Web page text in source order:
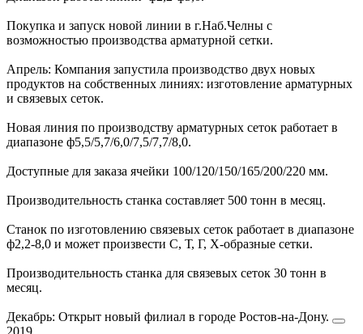
Покупка и запуск новой линии в г.Наб.Челны с
возможностью производства арматурной сетки.
Апрель: Компания запустила производство двух новых
продуктов на собственных линиях: изготовление арматурных
и связевых сеток.
Новая линия по производству арматурных сеток работает в
диапазоне ф5,5/5,7/6,0/7,5/7,7/8,0.
Доступные для заказа ячейки 100/120/150/165/200/220 мм.
Производительность станка составляет 500 тонн в месяц.
Станок по изготовлению связевых сеток работает в диапазоне
ф2,2-8,0 и может произвести С, Т, Г, Х-образные сетки.
Производительность станка для связевых сеток 30 тонн в
месяц.
Декабрь: Открыт новый филиал в городе Ростов-на-Дону.
2019